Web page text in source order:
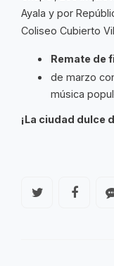
Ayala y por
Coliseo Cubierto
Remate de
de marzo
música
¡La ciudad dulce